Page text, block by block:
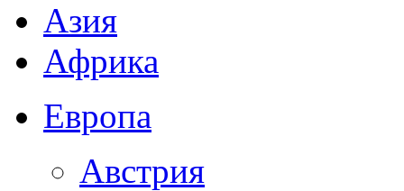
Азия
Африка
Европа
Австрия